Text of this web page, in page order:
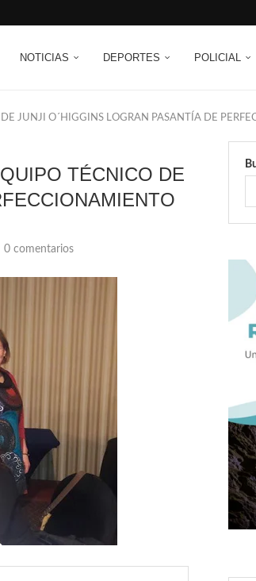
NOTICIAS DEPORTES POLICIAL
JUNJI O´HIGGINS LOGRAN PASANTÍA DE
TÉCNICO DE
0 comentarios